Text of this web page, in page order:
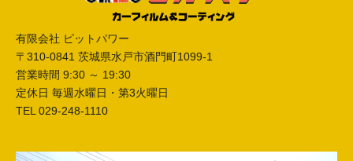
有限会社 ピットパワー
〒310-0841 茨城県水戸市酒門町1099-1
営業時間 9:30 ～ 19:30
定休日 毎週水曜日・第3火曜日
TEL 029-248-1110